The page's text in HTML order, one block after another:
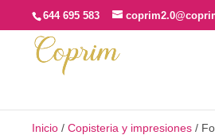
644 695 583
Inicio /Copisteria y impresiones /